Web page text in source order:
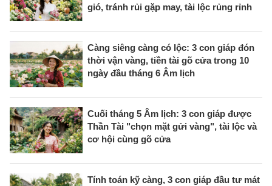
gió, tránh rủi gặp may, tài lộc rủng rỉnh
Càng siêng càng có lộc: 3 con giáp đón
thời vận vàng, tiền tài gõ cửa trong 10
ngày đầu tháng 6 Âm lịch
Cuối tháng 5 Âm lịch: 3 con giáp được
Thần Tài "chọn mặt gửi vàng", tài lộc và
cơ hội cùng gõ cửa
Tính toán kỹ càng, 3 con giáp đầu tư mát